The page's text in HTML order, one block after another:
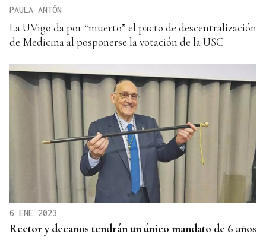
PAULA ANTÓN
La UVigo da por “muerto” el pacto de descentralización
de Medicina al posponerse la votación de la USC
6 ENE 2023
Rector y decanos tendrán un único mandato de 6 años